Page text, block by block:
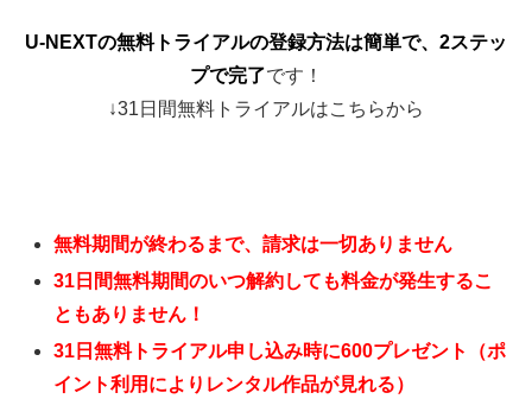
U-NEXTの無料トライアルの登録方法は簡単で、2ステッ
プで完了です！
↓31日間無料トライアルはこちらから
無料期間が終わるまで、請求は一切ありません
31日間無料期間のいつ解約しても料金が発生するこ
ともありません！
31日無料トライアル申し込み時に600プレゼント（ポ
イント利用によりレンタル作品が見れる）